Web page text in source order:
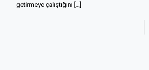
getirmeye çalıştığını